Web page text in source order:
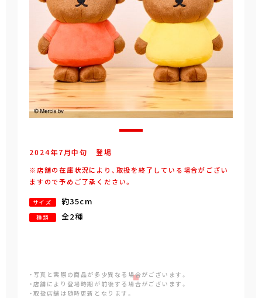
2024年7月中旬 登場
※店舗の在庫状況により、取扱を終了している場合がござい
ますので予めご了承ください。
サイズ 約35cm
種類 全2種
・写真と実際の商品が多少異なる場合がございます。
・店舗により登場時期が前後する場合がございます。
・取扱店舗は随時更新となります。